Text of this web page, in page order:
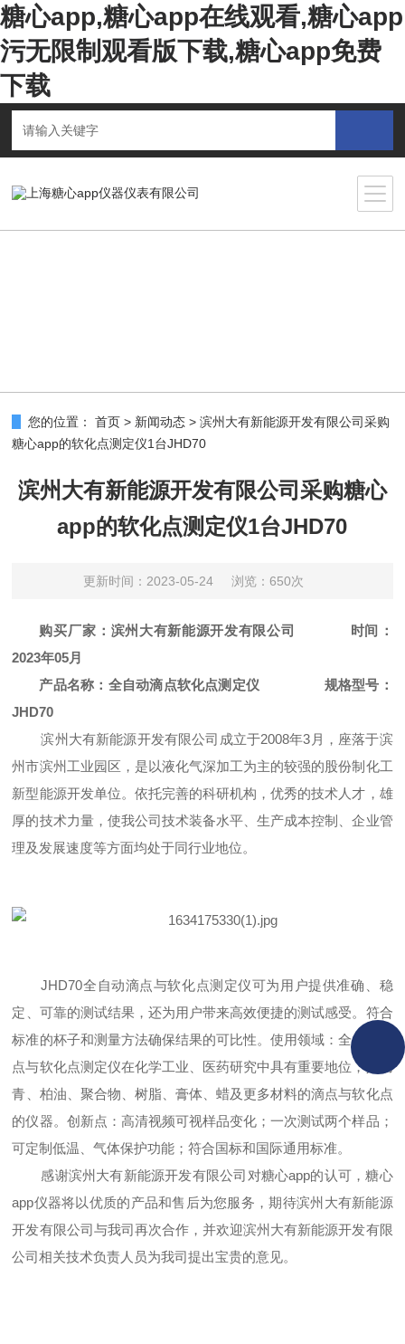
糖心app,糖心app在线观看,糖心app
污无限制观看版下载,糖心app免费
下载
您的位置： 首页 > 新闻动态 >滨州大有新能源开发有限公司采购
糖心app的软化点测定仪1台JHD70
滨州大有新能源开发有限公司采购糖心
app的软化点测定仪1台JHD70
更新时间：2023-05-24 浏览：650次
购买厂家：滨州大有新能源开发有限公司
时间：
2023年05月
产品名称：全自动滴点软化点测定仪
规格型号：
JHD70
滨州大有新能源开发有限公司成立于2008年3月，座落于滨
州市滨州工业园区，是以液化气深加工为主的较强的股份制化工
新型能源开发单位。依托完善的科研机构，优秀的技术人才，雄
厚的技术力量，使我公司技术装备水平、生产成本控制、企业管
理及发展速度等方面均处于同行业地位。
JHD70全自动滴点与软化点测定仪可为用户提供准确、稳
定、可靠的测试结果，还为用户带来高效便捷的测试感受。符合
标准的杯子和测量方法确保结果的可比性。使用领域：全自动滴
点与软化点测定仪在化学工业、医药研究中具有重要地位，是沥
青、柏油、聚合物、树脂、膏体、蜡及更多材料的滴点与软化点
的仪器。 创新点 ： 高清视频可视样品变化；一次测试两个样品；
可定制低温、气体保护功能 ；符合国标和国际通用标准。
感谢滨州大有新能源开发有限公司 对糖心app的认可，糖心
app仪器将以优质的产品和售后为您服务，期待滨州大有新能源
开发有限公司与我司再次合作，并欢迎滨州大有新能源开发有限
公司相关技术负责人员为我司提出宝贵的意见。